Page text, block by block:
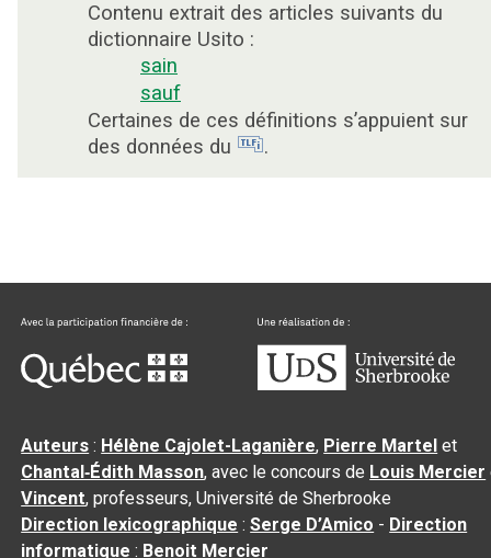
Contenu extrait des articles suivants du
dictionnaire Usito :
sain
sauf
Certaines de ces définitions s’appuient sur
des données du
.
Auteurs : Hélène Cajolet-Laganière, Pierre Martel et
Chantal‑Édith Masson, avec le concours de Louis Mercier
Vincent, professeurs, Université de Sherbrooke
Direction lexicographique :Serge D’Amico - Direction
informatique : Benoit Mercier